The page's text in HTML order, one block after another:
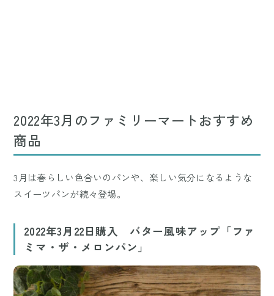
2022年3月のファミリーマートおすすめ
商品
3月は春らしい色合いのパンや、楽しい気分になるような
スイーツパンが続々登場。
2022年3月22日購入 バター風味アップ「ファ
ミマ・ザ・メロンパン」